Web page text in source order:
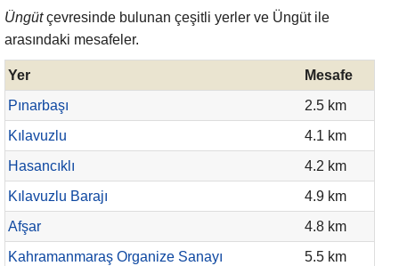
Üngütçevresinde bulunan çeşitli yerler ve Üngüt ile
arasındaki mesafeler.
Yer
Mesafe
Pınarbaşı
2.5 km
Kılavuzlu
4.1 km
Hasancıklı
4.2 km
Kılavuzlu Barajı
4.9 km
Afşar
4.8 km
Kahramanmaraş Organize Sanayı
5.5 km